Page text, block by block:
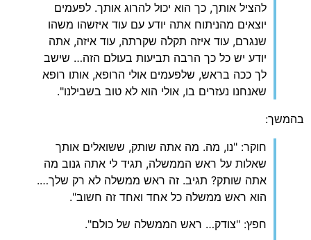
להציל אותך, כך הוא יכול להרוג אותך. לפעמים
יוצאים מהניתוח אתה יודע עם עוד איזשהו משהו
שנגרם, עוד איזה תקלה שקרתה, עוד איזה, אתה
יודע יש כל כך הרבה תביעות בעולם הזה… שישב
לך ככה בראש, שלפעמים אולי הרופא, אותו רופא
שאנחנו נעזרים בו, אולי הוא לא טוב בשבילנו".
בהמשך:
חוקר: "נו, מה. מה אתה שותק, ששואלים אותך
שאלות על ראש הממשלה, תגיד לי אתה גנוב מה
אתה שותק? תגיב. זה ראש ממשלה לא רק שלך….
הוא ראש ממשלה כל אחד ואחד זה חשוב".
חפץ: "צודק… ראש הממשלה של כולם".